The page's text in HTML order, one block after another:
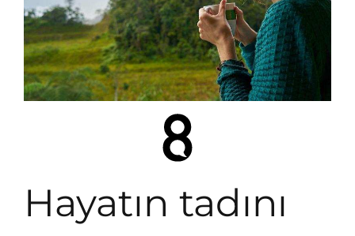
Hayatın tadını